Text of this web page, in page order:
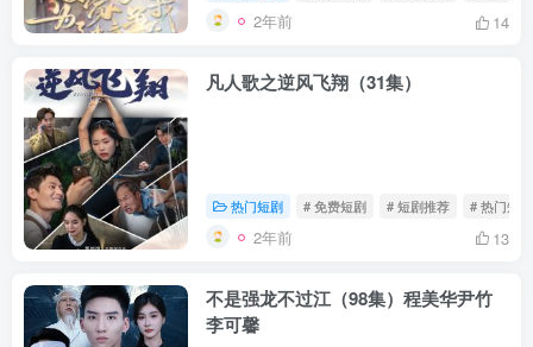
2年前 14
凡人歌之逆风飞翔（31集）
热门短剧 # 免费短剧 # 短剧推荐 # 热门短剧
2年前 13
不是强龙不过江（98集）程美华尹竹
李可馨